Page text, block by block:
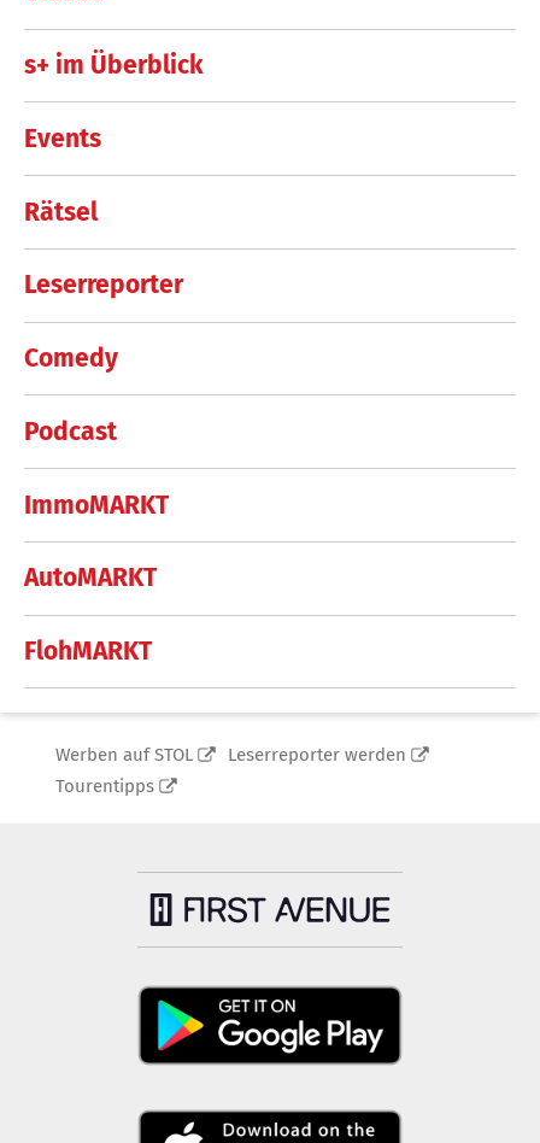
s+ im Überblick
Events
Rätsel
Leserreporter
Comedy
Podcast
ImmoMARKT
AutoMARKT
FlohMARKT
Werben auf STOL
Leserreporter werden
Tourentipps